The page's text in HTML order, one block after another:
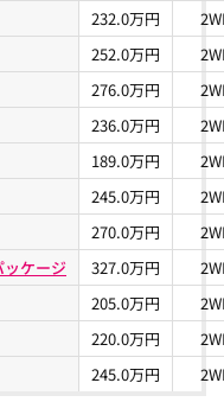
232.0万円
252.0万円
276.0万円
236.0万円
189.0万円
245.0万円
270.0万円
ケージ
327.0万円
205.0万円
220.0万円
245.0万円